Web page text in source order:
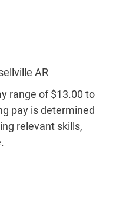
AR
range of $13.00 to
pay is determined
relevant skills,